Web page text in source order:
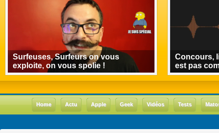
Surfeuses, Surfeurs on vous
exploite, on vous spolie !
Concours,
est pas
Home Actu Apple Geek Vidéos Tests